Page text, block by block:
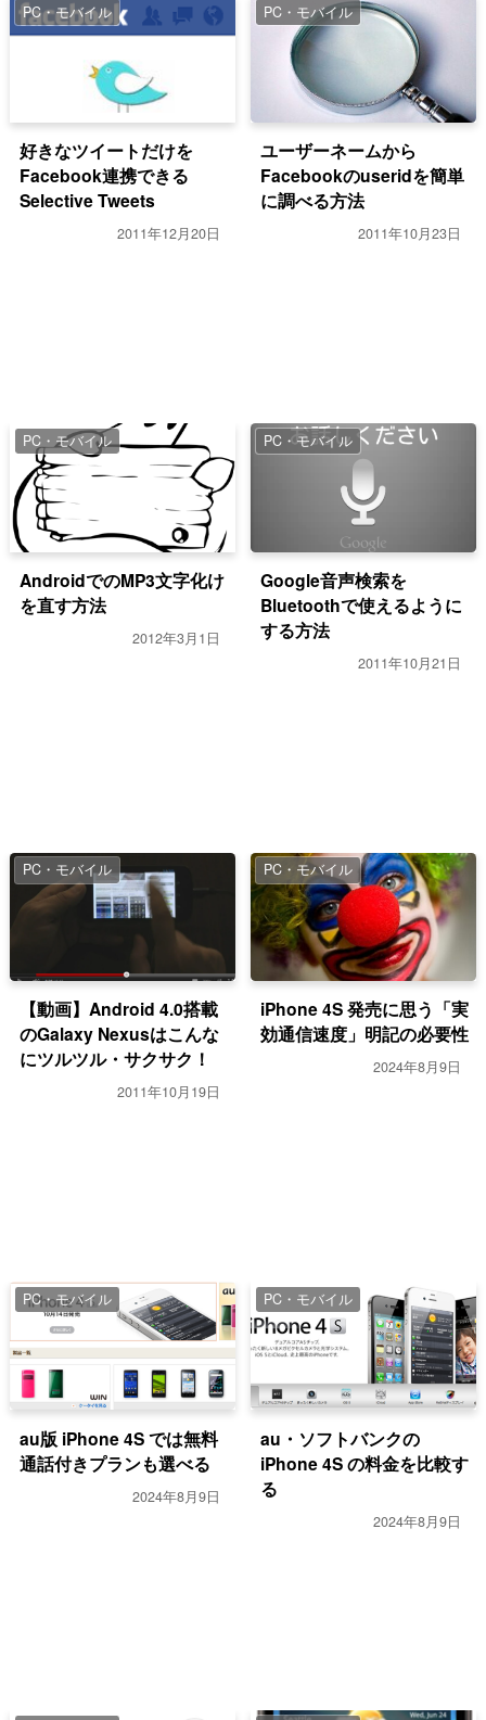
PC・モバイル
好きなツイートだけを
Facebook連携できる
Selective Tweets
2011年12月20日
PC・モバイル
ユーザーネームから
Facebookのuseridを簡単
に調べる方法
2011年10月23日
PC・モバイル
AndroidでのMP3文字化け
を直す方法
2012年3月1日
PC・モバイル
Google音声検索を
Bluetoothで使えるように
する方法
2011年10月21日
PC・モバイル
【動画】Android 4.0搭載
のGalaxy Nexusはこんな
にツルツル・サクサク！
2011年10月19日
PC・モバイル
iPhone 4S 発売に思う「実
効通信速度」明記の必要性
2024年8月9日
PC・モバイル
au版 iPhone 4S では無料
通話付きプランも選べる
2024年8月9日
PC・モバイル
au・ソフトバンクの
iPhone 4S の料金を比較す
る
2024年8月9日